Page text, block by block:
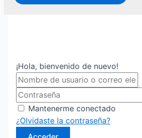
¡Hola, bienvenido de nuevo!
Mantenerme conectado
¿Olvidaste la contraseña?